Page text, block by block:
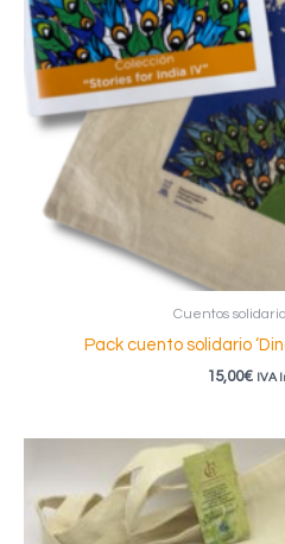
Cuentos
Pack cuento solidario
15,00€ IVA